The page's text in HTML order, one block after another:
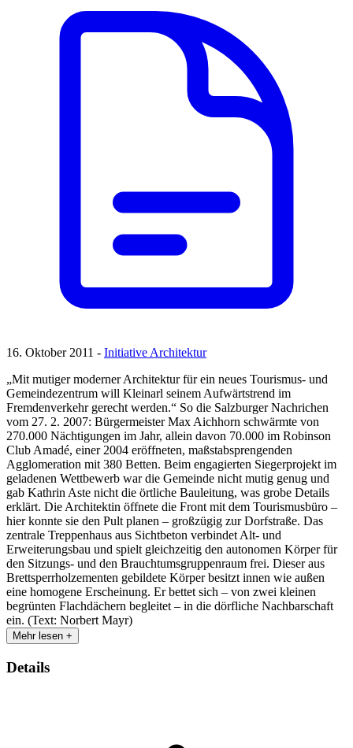
16. Oktober 2011 - Initiative Architektur
„Mit mutiger moderner Architektur für ein neues Tourismus- und
Gemeindezentrum will Kleinarl seinem Aufwärtstrend im
Fremdenverkehr gerecht werden.“ So die Salzburger Nachrichen
vom 27. 2. 2007: Bürgermeister Max Aichhorn schwärmte von
270.000 Nächtigungen im Jahr, allein davon 70.000 im Robinson
Club Amadé, einer 2004 eröffneten, maßstabsprengenden
Agglomeration mit 380 Betten. Beim engagierten Siegerprojekt im
geladenen Wettbewerb war die Gemeinde nicht mutig genug und
gab Kathrin Aste nicht die örtliche Bauleitung, was grobe Details
erklärt. Die Architektin öffnete die Front mit dem Tourismusbüro –
hier konnte sie den Pult planen – großzügig zur Dorfstraße. Das
zentrale Treppenhaus aus Sichtbeton verbindet Alt- und
Erweiterungsbau und spielt gleichzeitig den autonomen Körper für
den Sitzungs- und den Brauchtumsgruppenraum frei. Dieser aus
Brettsperrholzementen gebildete Körper besitzt innen wie außen
eine homogene Erscheinung. Er bettet sich – von zwei kleinen
begrünten Flachdächern begleitet – in die dörfliche Nachbarschaft
ein. (Text: Norbert Mayr)
Mehr lesen +
Details